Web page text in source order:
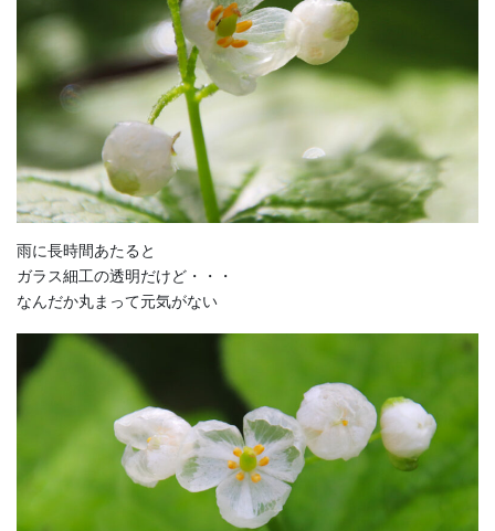
雨に長時間あたると
ガラス細工の透明だけど・・・
なんだか丸まって元気がない